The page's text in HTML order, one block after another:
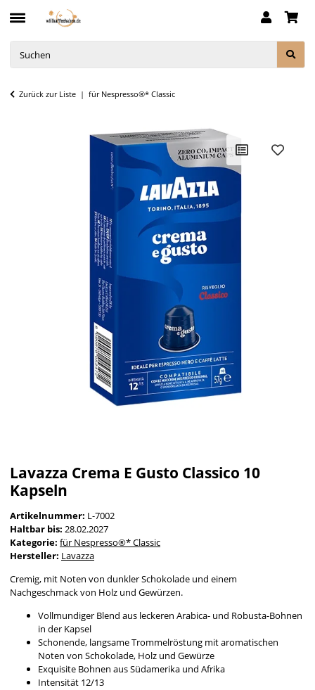
Zurück zur Liste für Nespresso®* Classic
Lavazza Crema E Gusto Classico 10
Kapseln
Artikelnummer: L-7002
Haltbar bis: 28.02.2027
Kategorie: für Nespresso®* Classic
Hersteller: Lavazza
Cremig, mit Noten von dunkler Schokolade und einem
Nachgeschmack von Holz und Gewürzen.
Vollmundiger Blend aus leckeren Arabica- und Robusta-Bohnen
in der Kapsel
Schonende, langsame Trommelröstung mit aromatischen
Noten von Schokolade, Holz und Gewürze
Exquisite Bohnen aus Südamerika und Afrika
Intensität 12/13